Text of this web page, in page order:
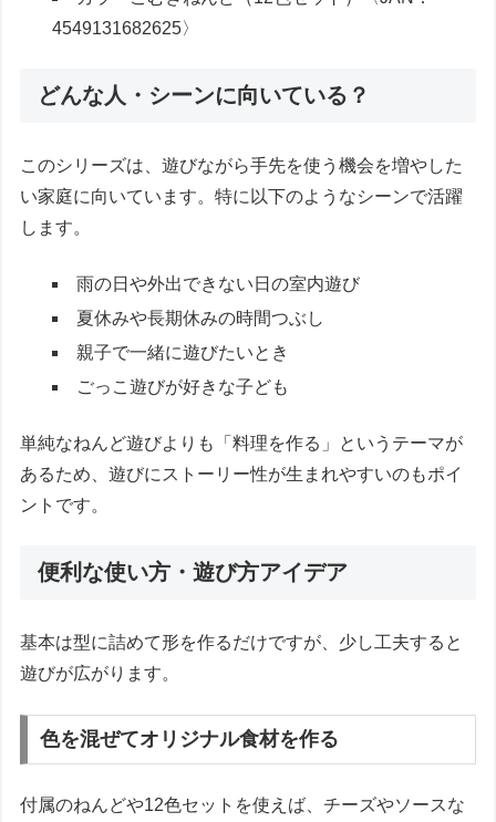
4549131682625〉
どんな人・シーンに向いている？
このシリーズは、遊びながら手先を使う機会を増やした
い家庭に向いています。特に以下のようなシーンで活躍
します。
雨の日や外出できない日の室内遊び
夏休みや長期休みの時間つぶし
親子で一緒に遊びたいとき
ごっこ遊びが好きな子ども
単純なねんど遊びよりも「料理を作る」というテーマが
あるため、遊びにストーリー性が生まれやすいのもポイ
ントです。
便利な使い方・遊び方アイデア
基本は型に詰めて形を作るだけですが、少し工夫すると
遊びが広がります。
色を混ぜてオリジナル食材を作る
付属のねんどや12色セットを使えば、チーズやソースな